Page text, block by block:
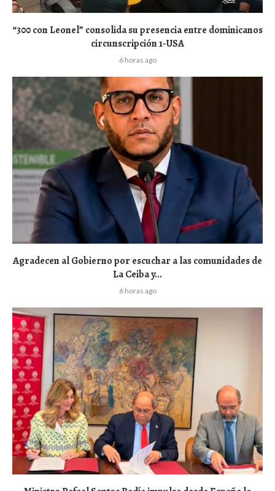
“300 con Leonel” consolida su presencia entre dominicanos
circunscripción 1-USA
6 horas ago
Agradecen al Gobierno por escuchar a las comunidades de
La Ceiba y...
6 horas ago